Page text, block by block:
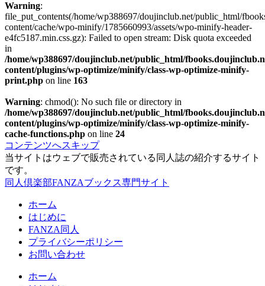
Warning:
file_put_contents(/home/wp388697/doujinclub.net/public_html/
content/cache/wpo-minify/1785660993/assets/wpo-minify-header-
e4fc5187.min.css.gz): Failed to open stream: Disk quota exceeded
in
/home/wp388697/doujinclub.net/public_html/
content/plugins/wp-optimize/minify/class-wp-optimize-minify-
print.php on line 163
Warning: chmod(): No such file or directory in
/home/wp388697/doujinclub.net/public_html/
content/plugins/wp-optimize/minify/class-wp-optimize-minify-
cache-functions.php on line 24
コンテンツへスキップ
当サイトはウェブで販売されている同人誌の紹介するサイト
です。
同人倶楽部FANZAブックス専門サイト
ホーム
はじめに
FANZA同人
プライバシーポリシー
お問い合わせ
ホーム